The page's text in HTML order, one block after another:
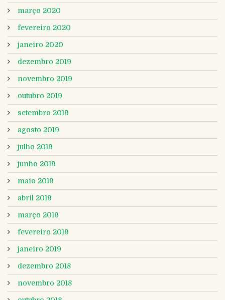
março 2020
fevereiro 2020
janeiro 2020
dezembro 2019
novembro 2019
outubro 2019
setembro 2019
agosto 2019
julho 2019
junho 2019
maio 2019
abril 2019
março 2019
fevereiro 2019
janeiro 2019
dezembro 2018
novembro 2018